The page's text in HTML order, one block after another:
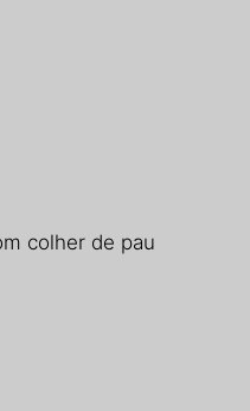
colher de pau